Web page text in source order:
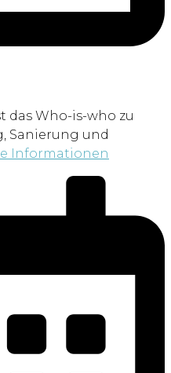
das Who-is-who zu
Sanierung und
Informationen